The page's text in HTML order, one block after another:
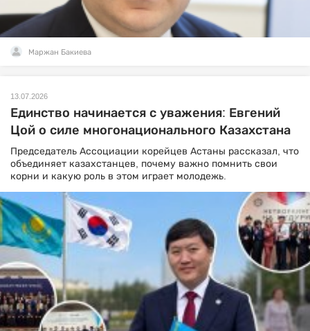
Маржан Бакиева
13.07.2026
Единство начинается с уважения: Евгений
Цой о силе многонационального Казахстана
Председатель Ассоциации корейцев Астаны рассказал, что
объединяет казахстанцев, почему важно помнить свои
корни и какую роль в этом играет молодежь.